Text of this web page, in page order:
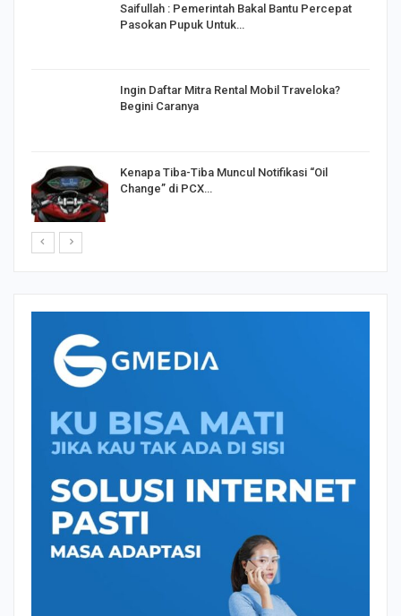
Saifullah : Pemerintah Bakal Bantu Percepat
Pasokan Pupuk Untuk…
Ingin Daftar Mitra Rental Mobil Traveloka?
Begini Caranya
Kenapa Tiba-Tiba Muncul Notifikasi “Oil
Change” di PCX…